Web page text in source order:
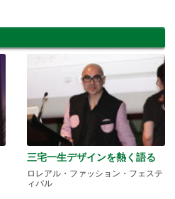
三宅一生デザインを熱く語る
ロレアル・ファッション・フェステ
ィバル